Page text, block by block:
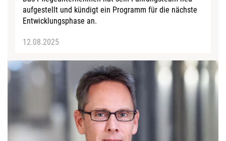
aufgestellt und kündigt ein Programm für die nächste
Entwicklungsphase an.
12.08.2025